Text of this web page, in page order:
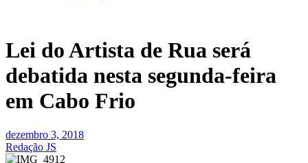
Lei do Artista de Rua será
debatida nesta segunda-feira
em Cabo Frio
dezembro 3, 2018
Redação JS